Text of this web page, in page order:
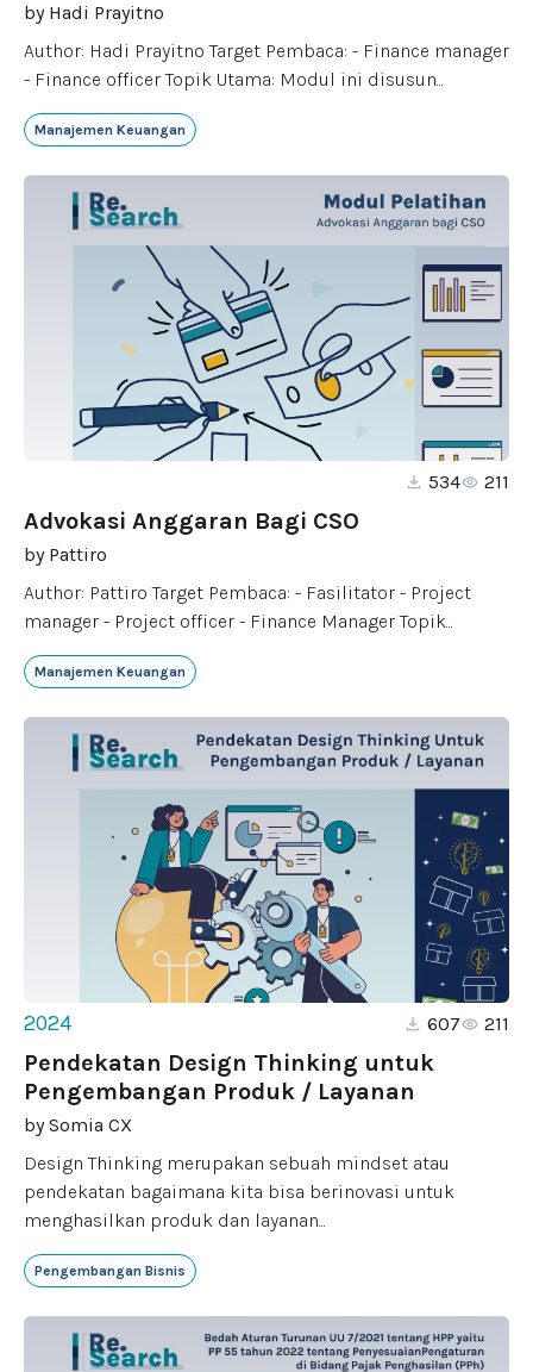
by Hadi Prayitno
Author: Hadi Prayitno Target Pembaca: - Finance manager
- Finance officer Topik Utama: Modul ini disusun...
Manajemen Keuangan
534 211
Advokasi Anggaran Bagi CSO
by Pattiro
Author: Pattiro Target Pembaca: - Fasilitator - Project
manager - Project officer - Finance Manager Topik...
Manajemen Keuangan
2024 607 211
Pendekatan Design Thinking untuk
Pengembangan Produk / Layanan
by Somia CX
Design Thinking merupakan sebuah mindset atau
pendekatan bagaimana kita bisa berinovasi untuk
menghasilkan produk dan layanan...
Pengembangan Bisnis